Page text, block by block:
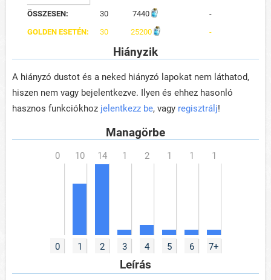
ÖSSZESEN:
30 7440
-
GOLDEN ESETÉN:
30 25200 -
Hiányzik
A hiányzó dustot és a neked hiányzó lapokat nem láthatod,
hiszen nem vagy bejelentkezve. Ilyen és ehhez hasonló
hasznos funkciókhoz jelentkezz be, vagy regisztrálj!
Managörbe
0 1 2 3 4 5 6 7+
Leírás